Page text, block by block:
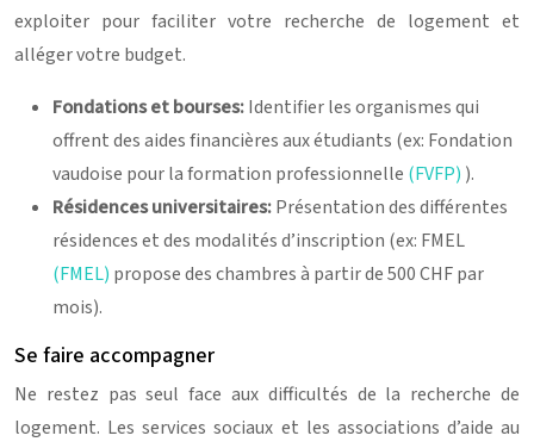
exploiter pour faciliter votre recherche de logement et
alléger votre budget.
Fondations et bourses:Identifier les organismes qui
offrent des aides financières aux étudiants (ex: Fondation
vaudoise pour la formation professionnelle (FVFP) ).
Résidences universitaires:Présentation des différentes
résidences et des modalités d’inscription (ex: FMEL
(FMEL) propose des chambres à partir de 500 CHF par
mois).
Se faire accompagner
Ne restez pas seul face aux difficultés de la recherche de
logement. Les services sociaux et les associations d’aide au